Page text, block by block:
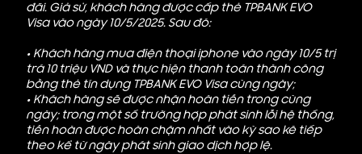
đãi. Giả sử, khách hàng được cấp thẻ TPBANK EVO
Visa vào ngày 10/5/2025. Sau đó:
• Khách hàng mua điện thoại iphone vào ngày 10/5 trị
trá 10 triệu VND và thực hiện thanh toán thành công
bằng thẻ tín dụng TPBANK EVO Visa cùng ngày;
• Khách hàng sẽ được nhận hoàn tiền trong cùng
ngày; trong một số trường hợp phát sinh lỗi hệ thống,
tiền hoàn được hoàn chậm nhất vào kỳ sao kê tiếp
theo kể từ ngày phát sinh giao dịch hợp lệ.